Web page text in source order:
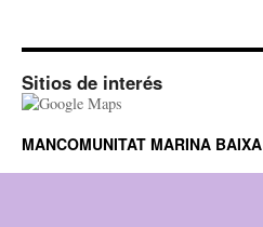
Sitios de interés
MANCOMUNITAT MARINA BAIXA